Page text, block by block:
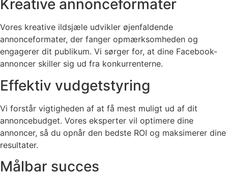
Kreative annonceformater
Vores kreative ildsjæle udvikler øjenfaldende
annonceformater, der fanger opmærksomheden og
engagerer dit publikum. Vi sørger for, at dine Facebook-
annoncer skiller sig ud fra konkurrenterne.
Effektiv vudgetstyring
Vi forstår vigtigheden af at få mest muligt ud af dit
annoncebudget. Vores eksperter vil optimere dine
annoncer, så du opnår den bedste ROI og maksimerer dine
resultater.
Målbar succes